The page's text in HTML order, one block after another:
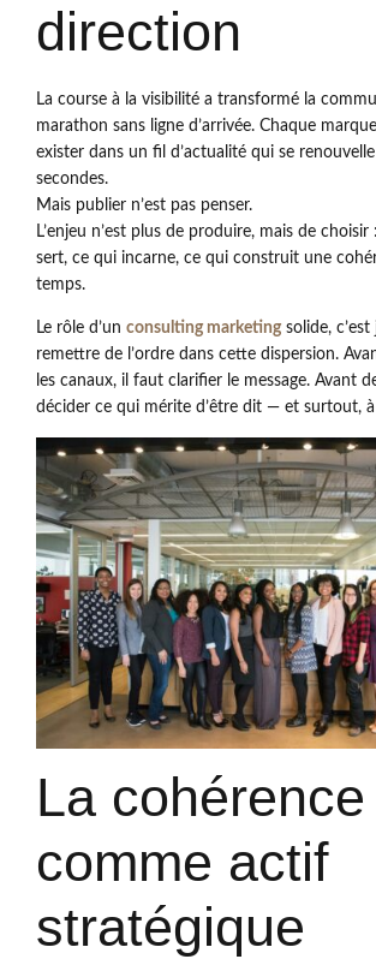
direction
La course à la visibilité a transformé la
marathon sans ligne d’arrivée. Chaque
exister dans un fil d’actualité qui se
secondes.
Mais publier n’est pas penser.
L’enjeu n’est plus de produire, mais de
sert, ce qui incarne, ce qui construit une
temps.
Le rôle d’un consulting marketingsolide,
remettre de l’ordre dans cette dispersion.
les canaux, il faut clarifier le message. Avant
décider ce qui mérite d’être dit — et surtout,
La cohérence
comme actif
stratégique